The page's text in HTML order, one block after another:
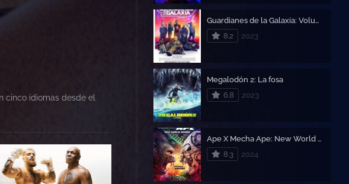
cinco idiomas desde el
Guardianes de la Galaxia: Volumen 3
8.2
2023
Megalodón 2: La fosa
6.8
2023
Ape X Mecha Ape: New World Order
8.3
2024